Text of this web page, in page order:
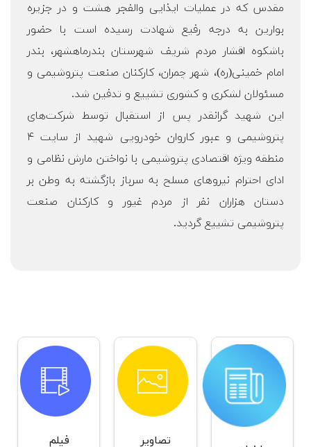
مقدس که در عملیات ایذایی والفجر هشت و در جزیره
بوارین به درجه رفیع شهادت رسیده است با حضور
باشکوه اقشار مردم شریف شهرستان بندرماهشهر، بندر
امام خمینی(ره)، شهر چمران، کارکنان صنعت پتروشیمی و
مسئولان لشکری و کشوری تشییع و تدفین شد.
این شهید گرانقدر پس از استقبال توسط شرکت‌های
پتروشیمی و عبور کاروان خودرویی شهید از سایت ۴
منطقه ویژه اقتصادی پتروشیمی با نواختن مارش نظامی و
ادای احترام نیرو‌های مسلح به سرباز بازگشته به وطن بر
دستان هزاران نفر از مردم غیور و کارکنان صنعت
پتروشیمی تشییع گردید.
تصاویر فیلم